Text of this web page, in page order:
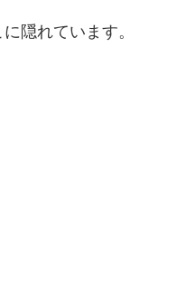
隠れています。